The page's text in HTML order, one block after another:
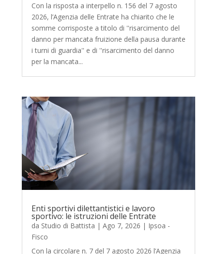
Con la risposta a interpello n. 156 del 7 agosto
2026, l’Agenzia delle Entrate ha chiarito che le
somme corrisposte a titolo di ''risarcimento del
danno per mancata fruizione della pausa durante
i turni di guardia'' e di ''risarcimento del danno
per la mancata...
Enti sportivi dilettantistici e lavoro
sportivo: le istruzioni delle Entrate
da Studio di Battista | Ago 7, 2026 | Ipsoa -
Fisco
Con la circolare n. 7 del 7 agosto 2026 l’Agenzia